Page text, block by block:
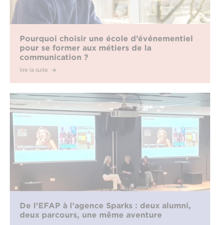
Pourquoi choisir une école d’événementiel
pour se former aux métiers de la
communication ?
lire la suite
De l’EFAP à l’agence Sparks : deux alumni,
deux parcours, une même aventure